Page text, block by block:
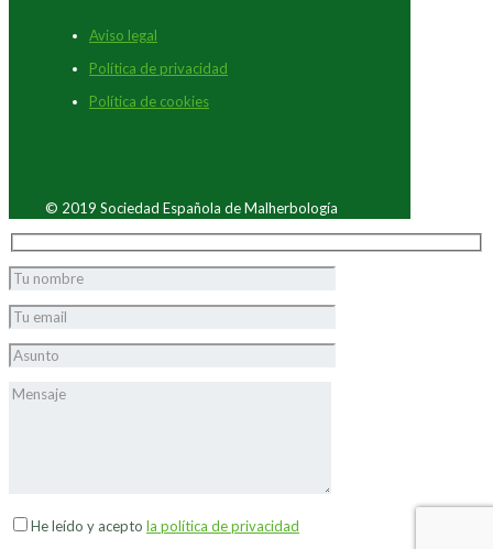
Aviso legal
Política de privacidad
Política de cookies
© 2019 Sociedad Española de Malherbología
He leído y acepto la política de privacidad